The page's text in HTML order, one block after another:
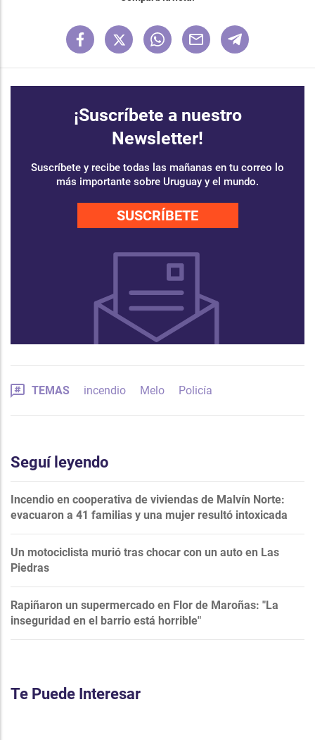
¡Suscríbete a nuestro
Newsletter!
Suscríbete y recibe todas las mañanas en tu correo lo
más importante sobre Uruguay y el mundo.
SUSCRÍBETE
TEMAS incendio Melo Policía
Seguí leyendo
Incendio en cooperativa de viviendas de Malvín Norte:
evacuaron a 41 familias y una mujer resultó intoxicada
Un motociclista murió tras chocar con un auto en Las
Piedras
Rapiñaron un supermercado en Flor de Maroñas: "La
inseguridad en el barrio está horrible"
Te Puede Interesar